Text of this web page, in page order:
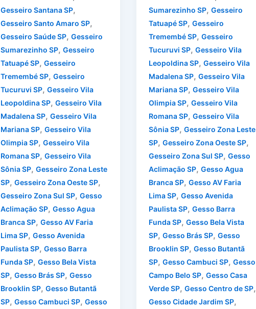
Gesseiro Santana SP,
Gesseiro Santo Amaro SP,
Gesseiro Saúde SP, Gesseiro
Sumarezinho SP, Gesseiro
Tatuapé SP, Gesseiro
Tremembé SP, Gesseiro
Tucuruvi SP, Gesseiro Vila
Leopoldina SP, Gesseiro Vila
Madalena SP, Gesseiro Vila
Mariana SP, Gesseiro Vila
Olimpia SP, Gesseiro Vila
Romana SP, Gesseiro Vila
Sônia SP, Gesseiro Zona Leste
SP, Gesseiro Zona Oeste SP,
Gesseiro Zona Sul SP, Gesso
Aclimação SP, Gesso Agua
Branca SP, Gesso AV Faria
Lima SP, Gesso Avenida
Paulista SP, Gesso Barra
Funda SP, Gesso Bela Vista
SP, Gesso Brás SP, Gesso
Brooklin SP, Gesso Butantã
SP, Gesso Cambuci SP, Gesso
Sumarezinho SP,Gesseiro
Tatuapé SP,Gesseiro
Tremembé SP,Gesseiro
Tucuruvi SP,Gesseiro Vila
Leopoldina SP,Gesseiro Vila
Madalena SP,Gesseiro Vila
Mariana SP,Gesseiro Vila
Olimpia SP,Gesseiro Vila
Romana SP,Gesseiro Vila
Sônia SP,Gesseiro Zona Leste
SP,Gesseiro Zona Oeste SP,
Gesseiro Zona Sul SP,Gesso
Aclimação SP,Gesso Agua
Branca SP,Gesso AV Faria
Lima SP,Gesso Avenida
Paulista SP,Gesso Barra
Funda SP,Gesso Bela Vista
SP,Gesso Brás SP,Gesso
Brooklin SP,Gesso Butantã
SP,Gesso Cambuci SP,Gesso
Campo Belo SP,Gesso Casa
Verde SP,Gesso Centro de SP,
Gesso Cidade Jardim SP,